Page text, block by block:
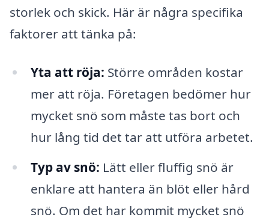
storlek och skick. Här är några specifika
faktorer att tänka på:
Yta att röja: Större områden kostar
mer att röja. Företagen bedömer hur
mycket snö som måste tas bort och
hur lång tid det tar att utföra arbetet.
Typ av snö: Lätt eller fluffig snö är
enklare att hantera än blöt eller hård
snö. Om det har kommit mycket snö